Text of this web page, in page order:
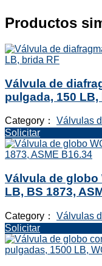
Productos
Válvula de
pulgada, 150 LB,
Category： Válvulas
Solicitar
Válvula de globo
LB, BS 1873,
Category： Válvulas
Solicitar